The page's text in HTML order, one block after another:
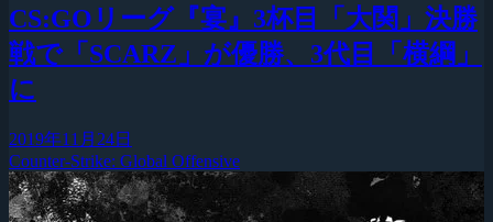
CS:GOリーグ『宴』3杯目「大関」決勝
戦で「SCARZ」が優勝、3代目「横綱」
に
2019年11月24日
Counter-Strike: Global Offensive